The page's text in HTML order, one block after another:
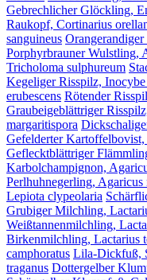
Gebrechlicher Glöckling,
Raukopf, Cortinarius
sanguineus
Porphyrbrauner Wulstling,
Tricholoma sulphureum
Kegeliger Risspilz, Inocybe
erubescens Rötender
Graubeigeblättriger
margaritispora
Gefelderter Kartoffelbovist,
Geflecktblättriger
Karbolchampignon,
Perlhuhnegerling, Agaricus
Lepiota clypeolaria
Grubiger Milchling,
Weißtannenmilchling,
Birkenmilchling, Lactarius
camphoratus Lila-Dickfuß,
traganus Dottergelber